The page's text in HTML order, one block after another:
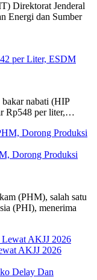
Direktorat Jenderal
Energi dan Sumber
per Liter, ESDM
nabati (HIP
Rp548 per liter,…
Dorong Produksi
(PHM), salah satu
(PHI), menerima
AKJJ 2026